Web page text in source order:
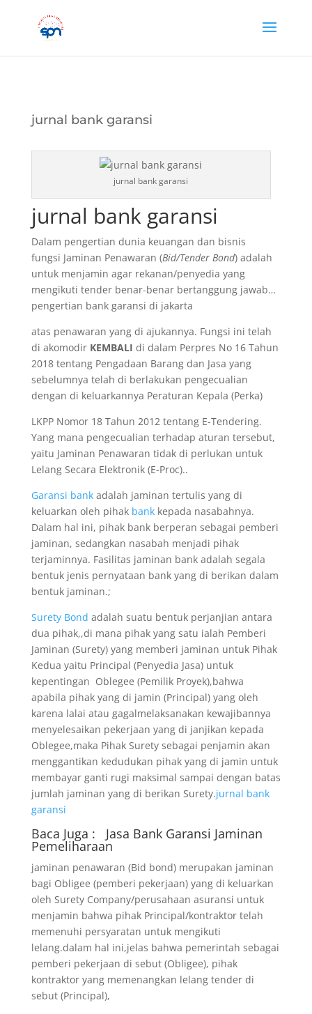
jurnal bank garansi
jurnal bank garansi
jurnal bank garansi
Dalam pengertian dunia keuangan dan bisnis
fungsi Jaminan Penawaran (Bid/Tender Bond) adalah
untuk menjamin agar rekanan/penyedia yang
mengikuti tender benar-benar bertanggung jawab…
pengertian bank garansi di jakarta
atas penawaran yang di ajukannya. Fungsi ini telah
di akomodir KEMBALI di dalam Perpres No 16 Tahun
2018 tentang Pengadaan Barang dan Jasa yang
sebelumnya telah di berlakukan pengecualian
dengan di keluarkannya Peraturan Kepala (Perka)
LKPP Nomor 18 Tahun 2012 tentang E-Tendering.
Yang mana pengecualian terhadap aturan tersebut,
yaitu Jaminan Penawaran tidak di perlukan untuk
Lelang Secara Elektronik (E-Proc)..
Garansi bank adalah jaminan tertulis yang di
keluarkan oleh pihak bankkepada nasabahnya.
Dalam hal ini, pihak bank berperan sebagai pemberi
jaminan, sedangkan nasabah menjadi pihak
terjaminnya. Fasilitas jaminan bank adalah segala
bentuk jenis pernyataan bank yang di berikan dalam
bentuk jaminan.;
Surety Bond adalah suatu bentuk perjanjian antara
dua pihak,,di mana pihak yang satu ialah Pemberi
Jaminan (Surety) yang memberi jaminan untuk Pihak
Kedua yaitu Principal (Penyedia Jasa) untuk
kepentingan Oblegee (Pemilik Proyek),bahwa
apabila pihak yang di jamin (Principal) yang oleh
karena lalai atau gagalmelaksanakan kewajibannya
menyelesaikan pekerjaan yang di janjikan kepada
Oblegee,maka Pihak Surety sebagai penjamin akan
menggantikan kedudukan pihak yang di jamin untuk
membayar ganti rugi maksimal sampai dengan batas
jumlah jaminan yang di berikan Surety.jurnal bank
garansi
Baca Juga : Jasa Bank Garansi Jaminan
Pemeliharaan
jaminan penawaran (Bid bond) merupakan jaminan
bagi Obligee (pemberi pekerjaan) yang di keluarkan
oleh Surety Company/perusahaan asuransi untuk
menjamin bahwa pihak Principal/kontraktor telah
memenuhi persyaratan untuk mengikuti
lelang.dalam hal ini,jelas bahwa pemerintah sebagai
pemberi pekerjaan di sebut (Obligee), pihak
kontraktor yang memenangkan lelang tender di
sebut (Principal),